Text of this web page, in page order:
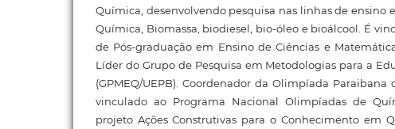
Química, desenvolvendo pesquisa nas linhas de ensino
Química, Biomassa, biodiesel, bio-óleo e bioálcool. É
de Pós-graduação em Ensino de Ciências e Matemática
Líder do Grupo de Pesquisa em Metodologias para a
(GPMEQ/UEPB). Coordenador da Olimpíada Paraibana
vinculado ao Programa Nacional Olimpíadas de
projeto Ações Construtivas para o Conhecimento em